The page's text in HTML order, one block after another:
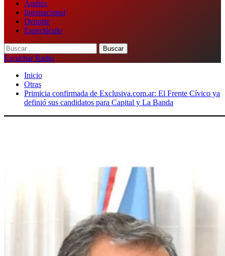
Audios
Internacional
Deporte
Espectáculo
Buscar:
Escuchar Radio
Inicio
Otras
​Primicia confirmada de Exclusiva.com.ar: El Frente Cívico ya
definió sus candidatos para Capital y La Banda